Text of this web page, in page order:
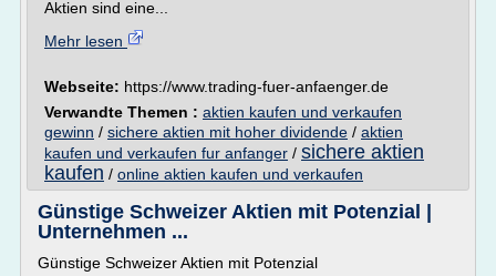
Aktien sind eine...
Mehr lesen
Webseite: https://www.trading-fuer-anfaenger.de
Verwandte Themen : aktien kaufen und verkaufen
gewinn / sichere aktien mit hoher dividende / aktien
kaufen und verkaufen fur anfanger / sichere aktien
kaufen / online aktien kaufen und verkaufen
Günstige Schweizer Aktien mit Potenzial |
Unternehmen ...
Günstige Schweizer Aktien mit Potenzial